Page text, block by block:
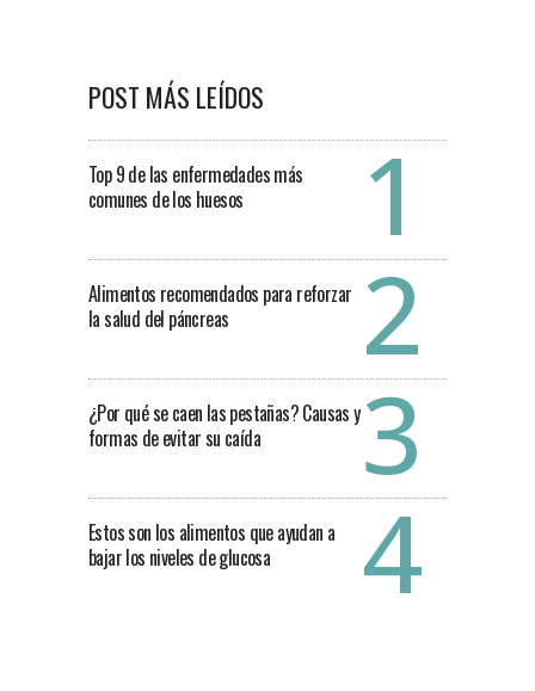
POST MÁS LEÍDOS
Top 9 de las enfermedades más
comunes de los huesos
Alimentos recomendados para reforzar
la salud del páncreas
¿Por qué se caen las pestañas? Causas y
formas de evitar su caída
Estos son los alimentos que ayudan a
bajar los niveles de glucosa